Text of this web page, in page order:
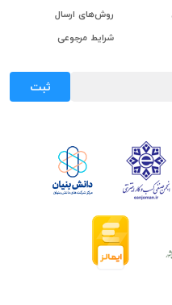
روش‌های ارسال
شرایط مرجوعی
ثبت